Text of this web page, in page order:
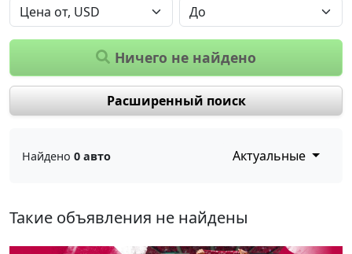
Ничего не найдено
Расширенный поиск
Найдено 0 авто Актуальные
Такие объявления не найдены